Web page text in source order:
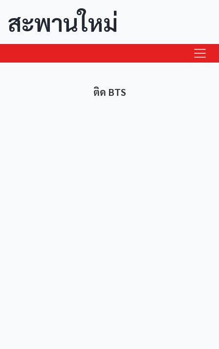
สะพานใหม่
ติด BTS